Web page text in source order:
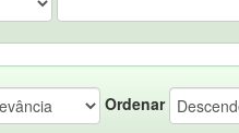
Ordenar